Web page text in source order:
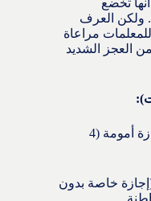
تخضع
ولكن العرف
مراعاة
العجز الشديد
يحق للمعلمة غير الكويتية طلب إجازة أمومة (4
خاصة بدون